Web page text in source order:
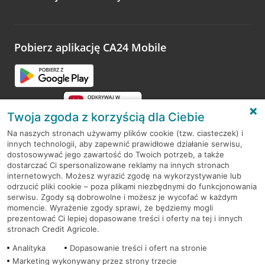
opinie.
Pobierz aplikację CA24 Mobile
RODO
Regulamin serwisu
Mapa serwisu
PolitykaCookies
Twoja zgoda z korzyścią dla Ciebie
Na naszych stronach używamy plików cookie (tzw. ciasteczek) i
innych technologii, aby zapewnić prawidłowe działanie serwisu,
dostosowywać jego zawartość do Twoich potrzeb, a także
dostarczać Ci spersonalizowane reklamy na innych stronach
internetowych. Możesz wyrazić zgodę na wykorzystywanie lub
odrzucić pliki cookie – poza plikami niezbędnymi do funkcjonowania
serwisu. Zgody są dobrowolne i możesz je wycofać w każdym
momencie. Wyrażenie zgody sprawi, że będziemy mogli
prezentować Ci lepiej dopasowane treści i oferty na tej i innych
stronach Credit Agricole.
Analityka
Dopasowanie treści i ofert na stronie
Marketing wykonywany przez strony trzecie